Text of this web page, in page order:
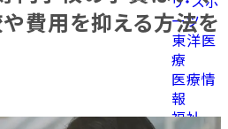
ーツ
東洋医
療
医療情
報
福祉
費用を抑える方法を